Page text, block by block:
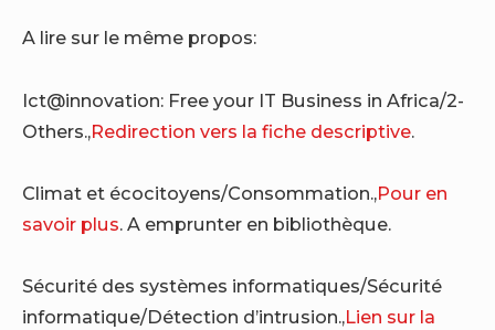
A lire sur le même propos:
Ict@innovation: Free your IT Business in Africa/2-
Others.,Redirection vers la fiche descriptive.
Climat et écocitoyens/Consommation.,Pour en
savoir plus. A emprunter en bibliothèque.
Sécurité des systèmes informatiques/Sécurité
informatique/Détection d’intrusion.,Lien sur la